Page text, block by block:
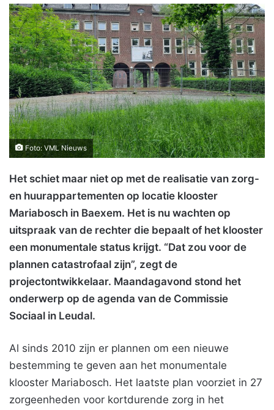
Foto: VML Nieuws
Het schiet maar niet op met de realisatie van zorg-
en huurappartementen op locatie klooster
Mariabosch in Baexem. Het is nu wachten op
uitspraak van de rechter die bepaalt of het klooster
een monumentale status krijgt. “Dat zou voor de
plannen catastrofaal zijn”, zegt de
projectontwikkelaar. Maandagavond stond het
onderwerp op de agenda van de Commissie
Sociaal in Leudal.
Al sinds 2010 zijn er plannen om een nieuwe
bestemming te geven aan het monumentale
klooster Mariabosch. Het laatste plan voorziet in 27
zorgeenheden voor kortdurende zorg in het